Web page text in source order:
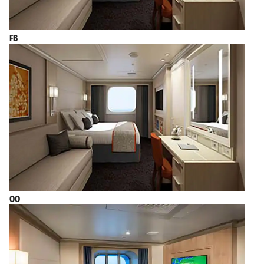
FB
OO